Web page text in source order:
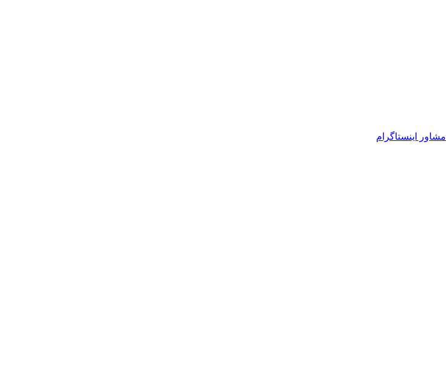
مشاور اینستاگرام